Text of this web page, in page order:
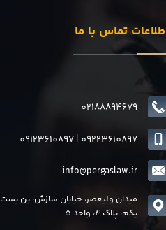
تماس با ما
02188894679
info@pergaslaw.ir
09123610897| 09223610897
میدان ولیعصر، خیابان سازش، بن بست
یکم، پلاک 4، واحد 5